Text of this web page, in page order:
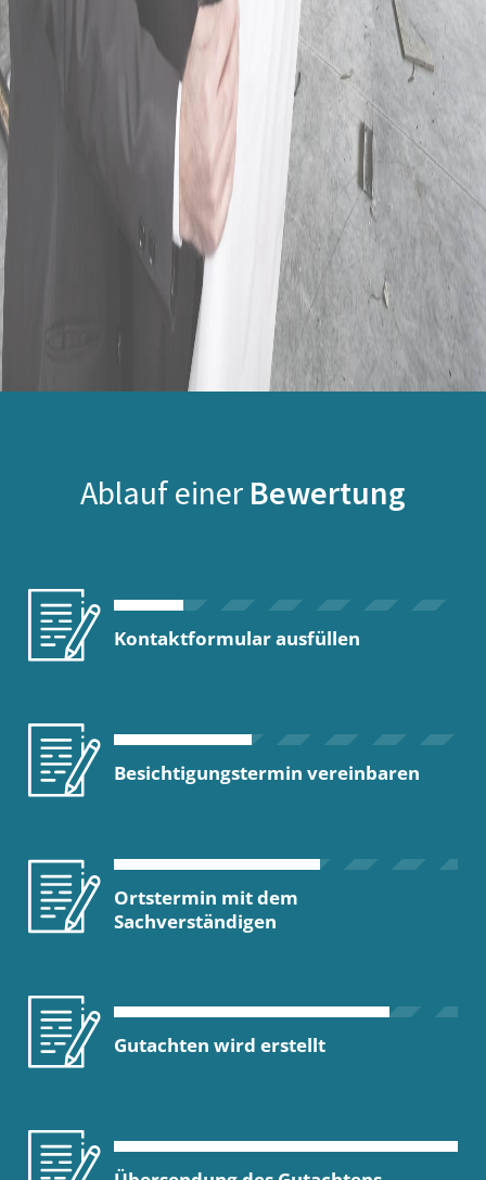
Ablauf einer Bewertung
Kontaktformular ausfüllen
Besichtigungstermin vereinbaren
Ortstermin mit dem
Sachverständigen
Gutachten wird erstellt